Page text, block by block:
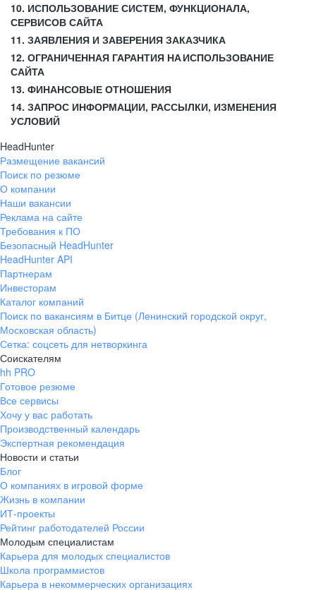
10. ИСПОЛЬЗОВАНИЕ СИСТЕМ, ФУНКЦИОНАЛА,
СЕРВИСОВ САЙТА
11. ЗАЯВЛЕНИЯ И ЗАВЕРЕНИЯ ЗАКАЗЧИКА
12. ОГРАНИЧЕННАЯ ГАРАНТИЯ НА ИСПОЛЬЗОВАНИЕ
САЙТА
13. ФИНАНСОВЫЕ ОТНОШЕНИЯ
14. ЗАПРОС ИНФОРМАЦИИ, РАССЫЛКИ, ИЗМЕНЕНИЯ
УСЛОВИЙ
HeadHunter
Размещение вакансий
Поиск по резюме
О компании
Наши вакансии
Реклама на сайте
Требования к ПО
Безопасный HeadHunter
HeadHunter API
Партнерам
Инвесторам
Каталог компаний
Поиск по вакансиям в Битце (Ленинский городской округ,
Московская область)
Сетка: соцсеть для нетворкинга
Соискателям
hh PRO
Готовое резюме
Все сервисы
Хочу у вас работать
Производственный календарь
Экспертная рекомендация
Новости и статьи
Блог
О компаниях в игровой форме
Жизнь в компании
ИТ-проекты
Рейтинг работодателей России
Молодым специалистам
Карьера для молодых специалистов
Школа программистов
Карьера в некоммерческих организациях